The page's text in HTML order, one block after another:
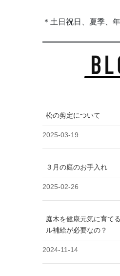
＊土日祝日、夏季、
松の剪定について
2025-03-19
３月の庭のお手入れ
2025-02-26
庭木を健康元気に育て
ル補給が必要なの？
2024-11-14